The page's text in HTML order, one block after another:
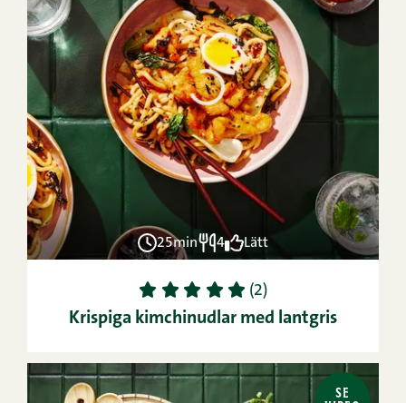
25min 4 Lätt
1 2 3 4 5 (2)
Krispiga kimchinudlar med lantgris
SE